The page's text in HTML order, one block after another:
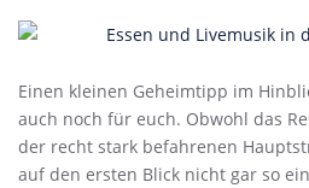
Einen kleinen Geheimtipp im
auch noch für euch. Obwohl das
der recht stark befahrenen
auf den ersten Blick nicht gar so